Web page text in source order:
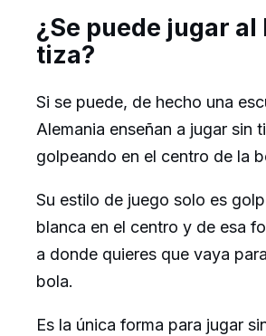
¿Se puede jugar
tiza?
Si se puede, de hecho una
Alemania enseñan a jugar sin
golpeando en el centro de la
Su estilo de juego solo es
blanca en el centro y de esa
a donde quieres que vaya
bola.
Es la única forma para jugar